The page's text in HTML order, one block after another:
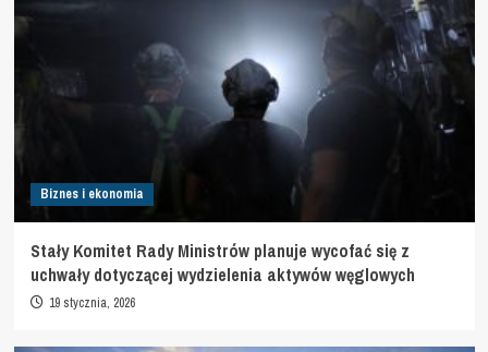
Biznes i ekonomia
Stały Komitet Rady Ministrów planuje wycofać się z
uchwały dotyczącej wydzielenia aktywów węglowych
19 stycznia, 2026